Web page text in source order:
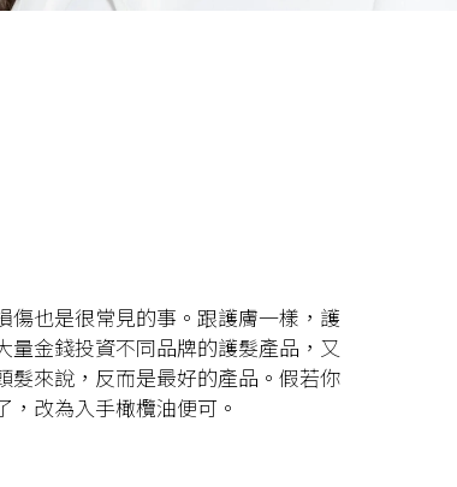
也是很常見的事。跟護膚一樣，護
金錢投資不同品牌的護髮產品，又
髮來說，反而是最好的產品。假若你
改為入手橄欖油便可。